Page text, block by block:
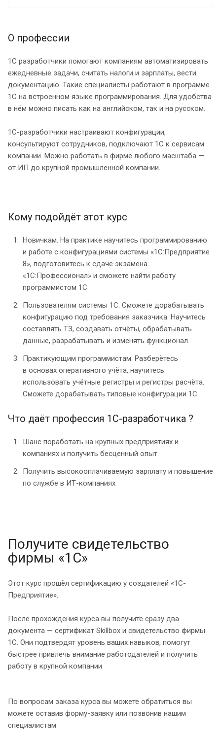
О профессии
1С разработчики помогают компаниям автоматизировать
ежедневные задачи, считать налоги и зарплаты, вести
документацию. Такие специалисты работают в программе
1С на встроенном языке программирования. Для удобства
в нём можно писать как на английском, так и на русском.
1С-разработчики настраивают конфигурации,
консультируют сотрудников, подключают 1С к сервисам
компании. Можно работать в фирме любого масштаба —
от ИП до крупной промышленной компании.
Кому подойдёт этот курс
Новичкам. На практике научитесь программированию
и работе с конфигурациями системы «1С:Предприятие
8», подготовитесь к сдаче экзамена
«1С:Профессионал» и сможете найти работу
программистом 1С.
Пользователям системы 1С. Сможете дорабатывать
конфигурацию под требования заказчика. Научитесь
составлять ТЗ, создавать отчёты, обрабатывать
данные, разрабатывать и изменять функционал.
Практикующим программистам. Разберётесь
в основах оперативного учёта, научитесь
использовать учётные регистры и регистры расчёта.
Сможете дорабатывать типовые конфигурации 1С.
Что даёт профессия 1С-разработчика ?
Шанс поработать на крупных предприятиях и
компаниях и получить бесценный опыт.
Получить высокооплачиваемую зарплату и повышение
по службе в ИТ-компаниях
Получите свидетельство
фирмы «1С»
Этот курс прошёл сертификацию у создателей «1С-
Предприятие».
После прохождения курса вы получите сразу два
документа — сертификат Skillbox и свидетельство фирмы
1С. Они подтвердят уровень ваших навыков, помогут
быстрее привлечь внимание работодателей и получить
работу в крупной компании
По вопросам заказа курса вы можете обратиться вы
можете оставив форму-заявку или позвонив нашим
специалистам